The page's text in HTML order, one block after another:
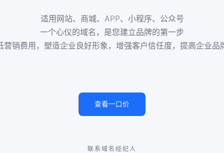
适用网站、商城、APP、小程序、公众号
一个心仪的域名，是您建立品牌的第一步
营销费用，塑造企业良好形象，增强客户信任度，提高企业品
查看一口价
联系域名经纪人